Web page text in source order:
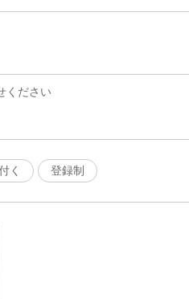
ください
く 登録制